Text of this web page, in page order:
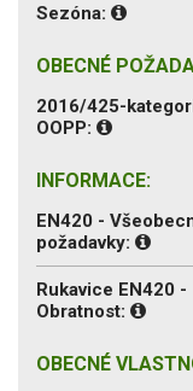
Sezóna:
OBECNÉ
2016/425-
OOPP:
INFORMACE:
EN420 -
požadavky:
Rukavice EN420 -
Obratnost:
OBECNÉ